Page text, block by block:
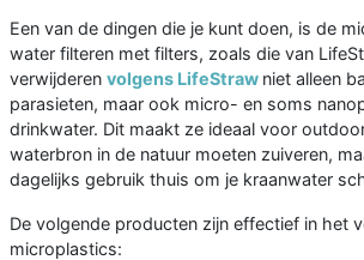
Een van de dingen die je kunt doen, is de
water filteren met filters, zoals die van
verwijderen volgens LifeStraw niet alleen
parasieten, maar ook micro- en soms
drinkwater. Dit maakt ze ideaal voor
waterbron in de natuur moeten zuiveren,
dagelijks gebruik thuis om je kraanwater
De volgende producten zijn effectief in het
microplastics: